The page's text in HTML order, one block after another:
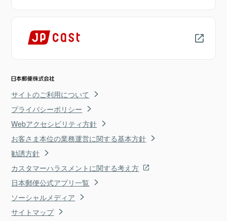
サイトのご利用について
プライバシーポリシー
Webアクセシビリティ方針
お客さま本位の業務運営に関する基本方針
勧誘方針
カスタマーハラスメントに関する考え方
日本郵便公式アプリ一覧
ソーシャルメディア
サイトマップ